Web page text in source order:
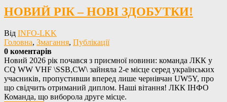
НОВИЙ РІК – НОВІ ЗДОБУТКИ!
Від INFO-LKK
Головна, Змагання, Публікації
0 коментарів
Новий 2026 рік почався з приємної новини: команда ЛКК у
CQ WW VHF \SSB,CW\ зайняла 2-е місце серед українських
учасників, пропустивши вперед лише чернівчан UW5Y, про
що свідчить отриманий диплом. Наші вітання! ЛКК ІНФО
Команда, що виборола друге місце.